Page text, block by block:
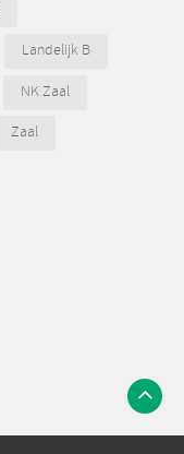
Landelijk B
NK Zaal
Zaal